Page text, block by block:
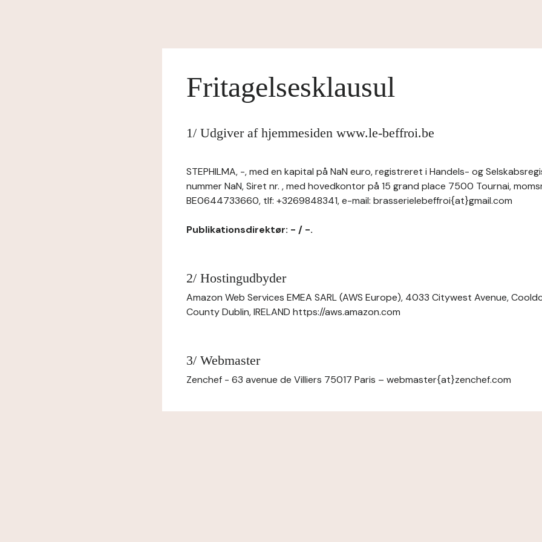
Fritagelsesklausul
1/ Udgiver af hjemmesiden www.le-beffroi.be
STEPHILMA, -, med en kapital på NaN euro, registreret i Handels- og
nummer NaN, Siret nr. , med hovedkontor på 15 grand place 7500 Tournai,
BE0644733660, tlf: +3269848341, e-mail: brasserielebeffroi{at}gmail.com
Publikationsdirektør: - / -.
2/ Hostingudbyder
Amazon Web Services EMEA SARL (AWS Europe), 4033 Citywest Avenue,
County Dublin, IRELAND https://aws.amazon.com
3/ Webmaster
Zenchef - 63 avenue de Villiers 75017 Paris – webmaster{at}zenchef.com